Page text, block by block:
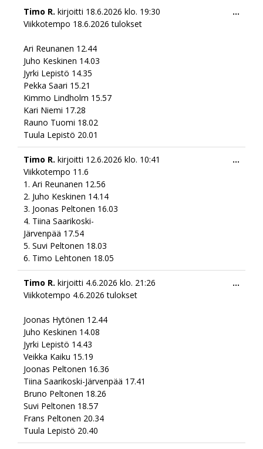
Timo R. kirjoitti 18.6.2026 klo. 19:30
Viikkotempo 18.6.2026 tulokset
Ari Reunanen 12.44
Juho Keskinen 14.03
Jyrki Lepistö 14.35
Pekka Saari 15.21
Kimmo Lindholm 15.57
Kari Niemi 17.28
Rauno Tuomi 18.02
Tuula Lepistö 20.01
...
Timo R. kirjoitti 12.6.2026 klo. 10:41
Viikkotempo 11.6
1. Ari Reunanen 12.56
2. Juho Keskinen 14.14
3. Joonas Peltonen 16.03
4. Tiina Saarikoski-
Järvenpää 17.54
5. Suvi Peltonen 18.03
6. Timo Lehtonen 18.05
...
Timo R. kirjoitti 4.6.2026 klo. 21:26
Viikkotempo 4.6.2026 tulokset
Joonas Hytönen 12.44
Juho Keskinen 14.08
Jyrki Lepistö 14.43
Veikka Kaiku 15.19
Joonas Peltonen 16.36
Tiina Saarikoski-Järvenpää 17.41
Bruno Peltonen 18.26
Suvi Peltonen 18.57
Frans Peltonen 20.34
Tuula Lepistö 20.40
...